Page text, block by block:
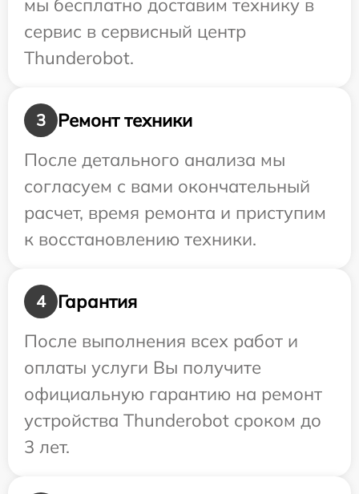
мы бесплатно доставим технику в
сервис в сервисный центр
Thunderobot.
3
Ремонт техники
После детального анализа мы
согласуем с вами окончательный
расчет, время ремонта и приступим
к восстановлению техники.
4
Гарантия
После выполнения всех работ и
оплаты услуги Вы получите
официальную гарантию на ремонт
устройства Thunderobot сроком до
3 лет.